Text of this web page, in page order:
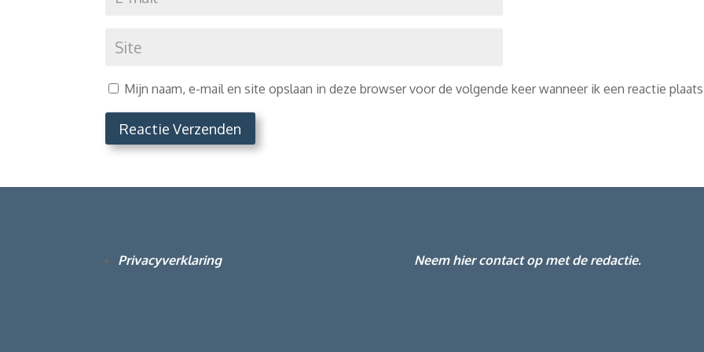
Mijn naam, e-mail en site opslaan in deze browser voor de volgende keer wanneer ik een reactie
Reactie Verzenden
Privacyverklaring Neem hier contact op met de redactie.